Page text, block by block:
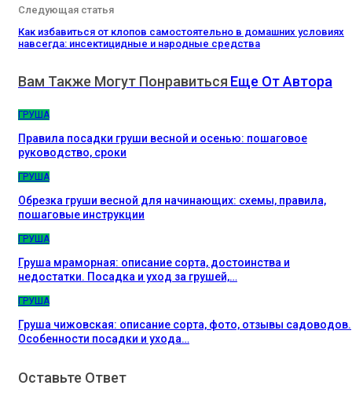
Следующая статья
Как избавиться от клопов самостоятельно в домашних условиях
навсегда: инсектицидные и народные средства
Вам Также Могут Понравиться Еще От Автора
ГРУША
Правила посадки груши весной и осенью: пошаговое
руководство, сроки
ГРУША
Обрезка груши весной для начинающих: схемы, правила,
пошаговые инструкции
ГРУША
Груша мраморная: описание сорта, достоинства и
недостатки. Посадка и уход за грушей,…
ГРУША
Груша чижовская: описание сорта, фото, отзывы садоводов.
Особенности посадки и ухода…
Оставьте Ответ